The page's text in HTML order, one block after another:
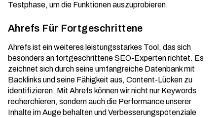
Testphase, um die Funktionen auszuprobieren.
Ahrefs Für Fortgeschrittene
Ahrefs ist ein weiteres leistungsstarkes Tool, das sich
besonders an fortgeschrittene SEO-Experten richtet. Es
zeichnet sich durch seine umfangreiche Datenbank mit
Backlinks und seine Fähigkeit aus, Content-Lücken zu
identifizieren. Mit Ahrefs können wir nicht nur Keywords
recherchieren, sondern auch die Performance unserer
Inhalte im Auge behalten und Verbesserungspotenziale